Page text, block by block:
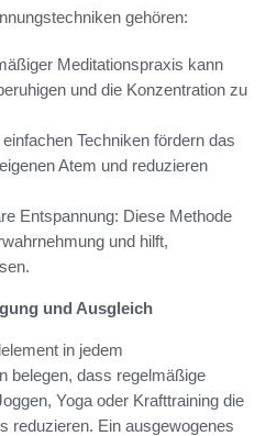
gehören:
Meditationspraxis kann
und die Konzentration zu
Techniken fördern das
Atem und reduzieren
Entspannung: Diese Methode
und hilft,
und Ausgleich
in jedem
belegen, dass regelmäßige
Yoga oder Krafttraining die
reduzieren. Ein ausgewogenes